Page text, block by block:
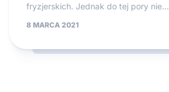
fryzjerskich. Jednak do tej pory nie...
8 MARCA 2021